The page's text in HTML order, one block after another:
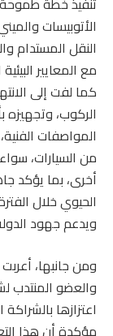
الأتوبيسات
النقل المستدام
مع المعايير
كما لفت إلى
الركوب،
المواصفات
من السيارات،
أخرى، بما يؤكد
الحيوي خلال
ويدعم جهود
ومن جانبها،
والعضو المنتدب
اعتزازها
مؤكدة أن هذا